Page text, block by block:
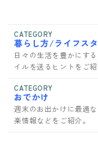
CATEGORY
暮らし方/ライフス
日々の生活を豊かにす
イルを送るヒントをご紹
CATEGORY
おでかけ
週末のお出かけに最適
楽情報などをご紹介。